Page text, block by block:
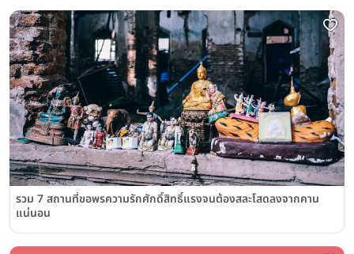
รวม 7 สถานที่ขอพรความรักศักดิ์สิทธิ์แรงจนต้องสละโสดลงจากคาน
แน่นอน